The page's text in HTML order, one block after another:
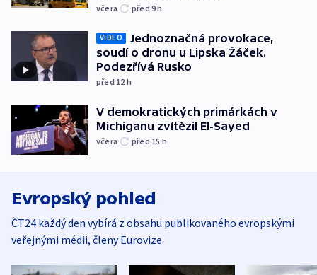
včera před 9h
VIDEO
Jednoznačná provokace,
soudí o dronu u Lipska Žáček.
Podezřívá Rusko
před 12 h
V demokratických primárkách v
Michiganu zvítězil El-Sayed
včera před 15 h
Evropský pohled
ČT24 každý den vybírá z obsahu publikovaného evropskými
veřejnými médii, členy Eurovize.